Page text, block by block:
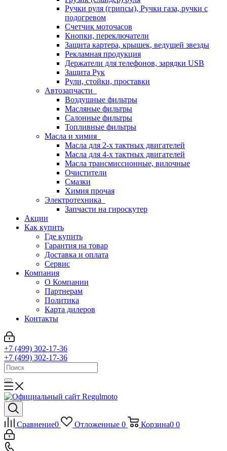
Ручки руля (грипсы), Ручки газа, ручки с
подогревом
Счетчик моточасов
Кнопки, переключатели
Защита картера, крышек, ведущей звезды
Рекламная продукция
Держатели для телефонов, зарядки USB
Защита Рук
Рули, стойки, проставки
Автозапчасти
Воздушные фильтры
Масляные фильтры
Салонные фильтры
Топливные фильтры
Масла и химия
Масла для 2-х тактных двигателей
Масла для 4-х тактных двигателей
Масла трансмиссионные, вилочные
Очистители
Смазки
Химия прочая
Электротехника
Запчасти на гироскутер
Акции
Как купить
Где купить
Гарантия на товар
Доставка и оплата
Сервис
Компания
О Компании
Партнерам
Политика
Карта дилеров
Контакты
+7 (499) 302-17-36
+7 (499) 302-17-36
Сравнение0 Отложенные 0 Корзина0 0